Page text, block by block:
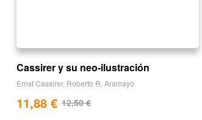
Cassirer y su neo-ilustración
Ernst Cassirer, Roberto R. Aramayo
12,50€
11,88 €